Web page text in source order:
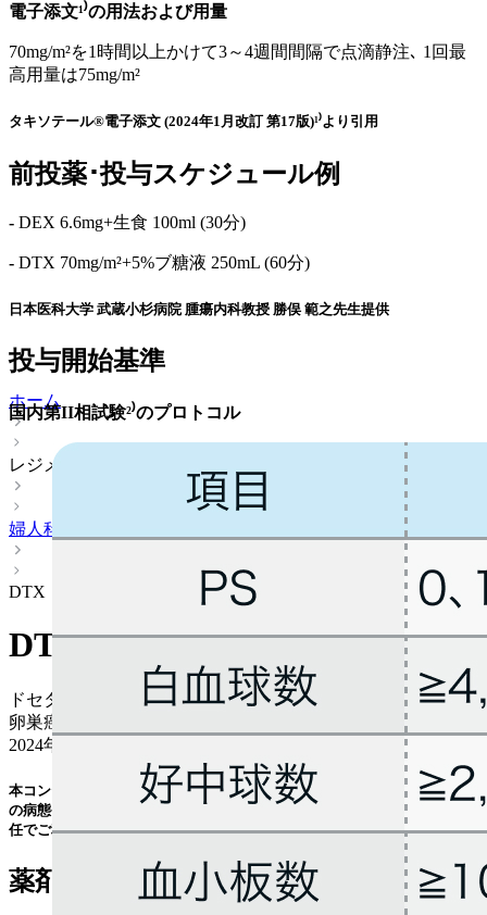
電子添文¹⁾の用法および用量
70mg/m²を1時間以上かけて3～4週間間隔で点滴静注､ 1回最
高用量は75mg/m²
タキソテール®電子添文 (2024年1月改訂 第17版)¹⁾より引用
前投薬･投与スケジュール例
- DEX 6.6mg+生食 100ml (30分)
- DTX 70mg/m²+5%ブ糖液 250mL (60分)
日本医科大学 武蔵小杉病院 腫瘍内科教授 勝俣 範之先生提供
投与開始基準
国内第II相試験²⁾のプロトコル
ホーム
レジメン
婦人科
DTX
DTX
ドセタキセル (タキソテール®)
卵巣癌 > 再発転移後治療 (プラチナ抵抗性再発)
2024年08月03日
本コンテンツは特定の治療法を推奨するものではありません｡ 個々の患者
の病態や､ 実際の薬剤情報やガイドラインを確認の上､ 利用者の判断と責
任でご利用ください｡
薬剤情報